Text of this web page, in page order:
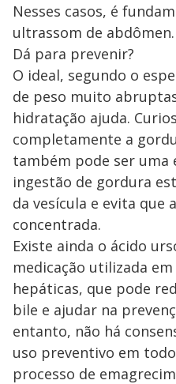
Nesses casos, é
ultrassom de abdômen.
Dá para prevenir?
O ideal, segundo o
de peso muito
hidratação ajuda.
completamente a
também pode ser uma
ingestão de gordura
da vesícula e evita que
concentrada.
Existe ainda o ácido
medicação utilizada
hepáticas, que pode
bile e ajudar na
entanto, não há
uso preventivo em
processo de